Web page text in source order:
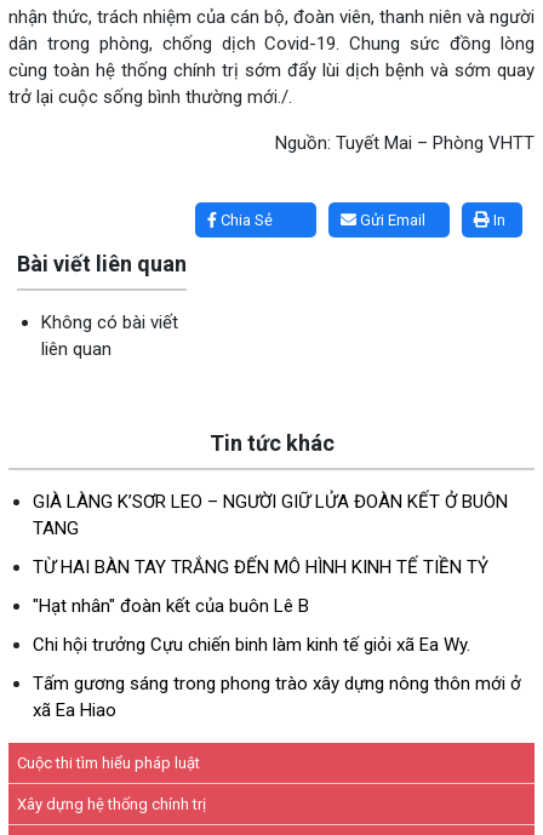
Cuộc thi tìm hiểu pháp luật
Xây dựng hệ thống chính trị
nhận thức, trách nhiệm của cán bộ, đoàn viên, thanh niên và người
dân trong phòng, chống dịch Covid-19. Chung sức đồng lòng
cùng toàn hệ thống chính trị sớm đẩy lùi dịch bệnh và sớm quay
trở lại cuộc sống bình thường mới./.
Nguồn: Tuyết Mai – Phòng VHTT
In
Gửi Email
Chia Sẻ
Bài viết liên quan
Không có bài viết
liên quan
Tin tức khác
GIÀ LÀNG K’SƠR LEO – NGƯỜI GIỮ LỬA ĐOÀN KẾT Ở BUÔN
TANG
TỪ HAI BÀN TAY TRẮNG ĐẾN MÔ HÌNH KINH TẾ TIỀN TỶ
"Hạt nhân" đoàn kết của buôn Lê B
Chi hội trưởng Cựu chiến binh làm kinh tế giỏi xã Ea Wy.
Tấm gương sáng trong phong trào xây dựng nông thôn mới ở
xã Ea Hiao